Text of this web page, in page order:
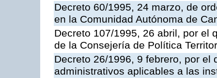
Decreto 60/1995, 24 marzo, de
en la Comunidad Autónoma de
Decreto 107/1995, 26 abril, por el
de la Consejería de Política
Decreto 26/1996, 9 febrero, por
administrativos aplicables a las